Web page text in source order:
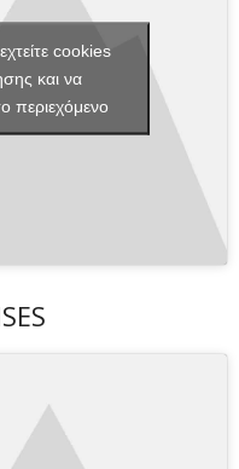
cookies
και να
περιεχόμενο